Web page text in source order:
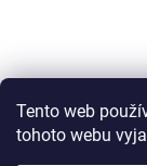
Tento web
tohoto webu